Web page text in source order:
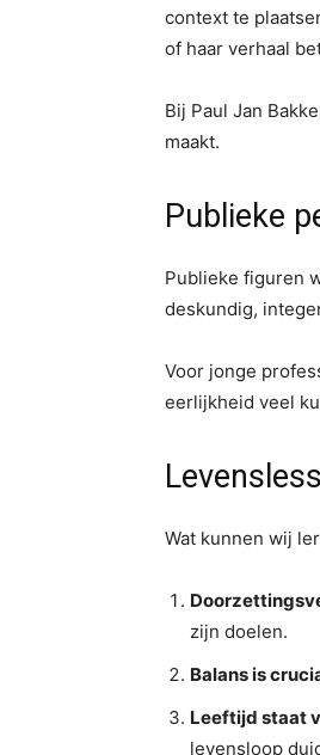
context te
of haar verhaal
Bij Paul Jan
maakt.
Publieke
Publieke figuren
deskundig,
Voor jonge
eerlijkheid veel
Wat kunnen wij
zijn doelen.
Balans is
Leeftijd staat
levensloop